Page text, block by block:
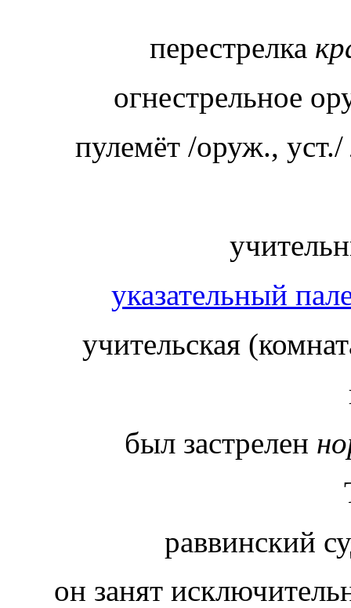
перестрелка
огнестрельное
пулемёт /оруж., уст./
указательный
учительская
был застрелен
раввинский
он занят